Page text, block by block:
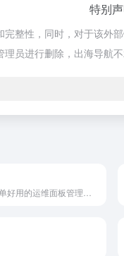
特别
整性，同时，对于该
员进行删除，出海导航不